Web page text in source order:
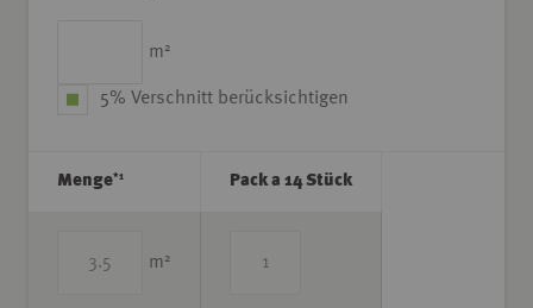
m 2
5% Verschnitt berücksichtigen
Menge*1
m 2
Pack a 14 Stück